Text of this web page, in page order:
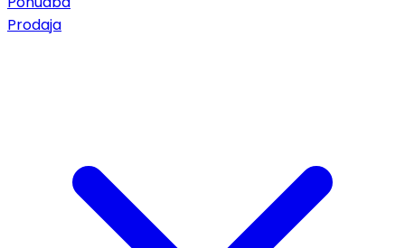
Prodaja